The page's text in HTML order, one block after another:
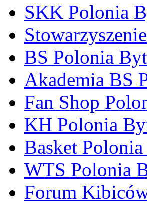
SKK Polonia
BS Polonia
Akademia BS
Fan Shop
KH Polonia
Basket
WTS Polonia
Forum